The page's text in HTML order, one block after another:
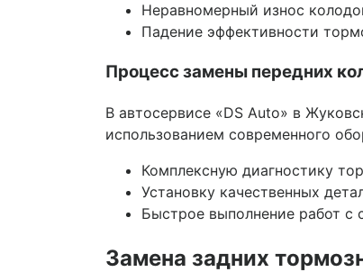
Неравномерный износ
Падение эффективности
Процесс замены передних
В автосервисе «DS Auto» в
использованием современного
Комплексную диагностику
Установку качественных
Быстрое выполнение работ с
Замена задних